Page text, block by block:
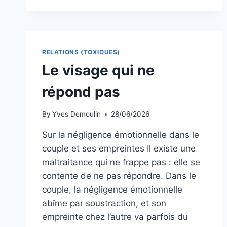
RELATIONS (TOXIQUES)
Le visage qui ne
répond pas
By Yves Demoulin 28/06/2026
Sur la négligence émotionnelle dans le
couple et ses empreintes Il existe une
maltraitance qui ne frappe pas : elle se
contente de ne pas répondre. Dans le
couple, la négligence émotionnelle
abîme par soustraction, et son
empreinte chez l’autre va parfois du